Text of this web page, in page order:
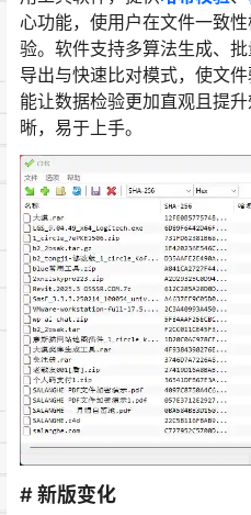
心功能，使用户在文件一致
验。软件支持多算法生成、
导出与快速比对模式，使文
能让数据检验更加直观且提
晰，易于上手。
# 新版变化